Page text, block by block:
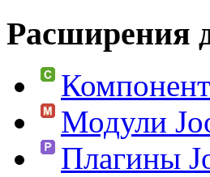
Расширения
Модули
Плагины